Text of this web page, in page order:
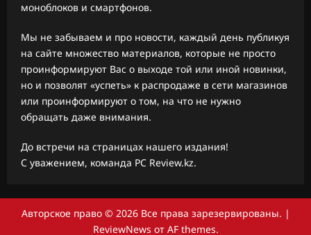
моноблоков и смартфонов.
Мы не забываем и про новости, каждый день публикуя
на сайте множество материалов, которые не просто
проинформируют Вас о выходе той или иной новинки,
но и позволят «успеть» к распродаже в сети магазинов
или проинформируют о том, на что не нужно
обращать даже внимания.
До встречи на страницах нашего издания!
С уважением, команда PC Review.kz.
Авторское право © 2026 Все права зарезервированы. |
ReviewNews от AF themes.